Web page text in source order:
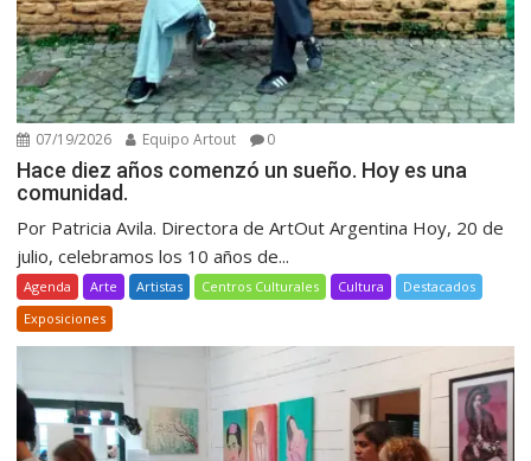
07/19/2026 Equipo Artout 0
Hace diez años comenzó un sueño. Hoy es una
comunidad.
Por Patricia Avila. Directora de ArtOut Argentina Hoy, 20 de
julio, celebramos los 10 años de...
Agenda Arte Artistas Centros Culturales Cultura
Destacados
Exposiciones